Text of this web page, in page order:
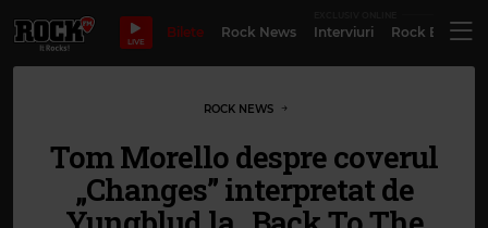
LIVE
Bilete Rock News Interviuri Rock
ROCK NEWS
Tom Morello despre coverul
„Changes” interpretat de